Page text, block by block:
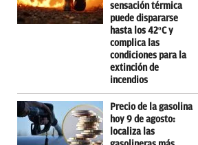
sensación térmica
puede dispararse
hasta los 42ºC y
complica las
condiciones para la
extinción de
incendios
Precio de la gasolina
hoy 9 de agosto:
localiza las